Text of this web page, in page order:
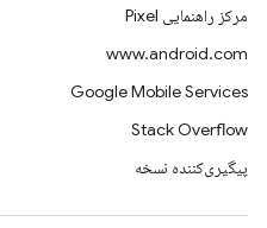
مرکز راهنمایی Pixel
www.android.com
Google Mobile Services
Stack Overflow
پیگیری‌کننده نسخه